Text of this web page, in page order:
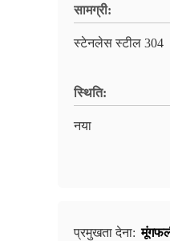
सामग्री:
स्टेनलेस स्टील 304
स्थि‍ति:
नया
प्रमुखता देना: